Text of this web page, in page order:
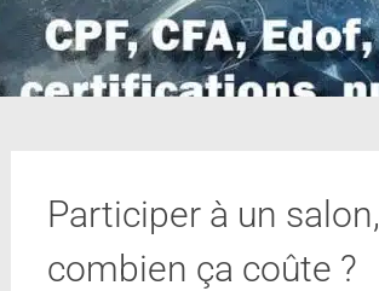
Participer à un salon,
combien ça coûte ?